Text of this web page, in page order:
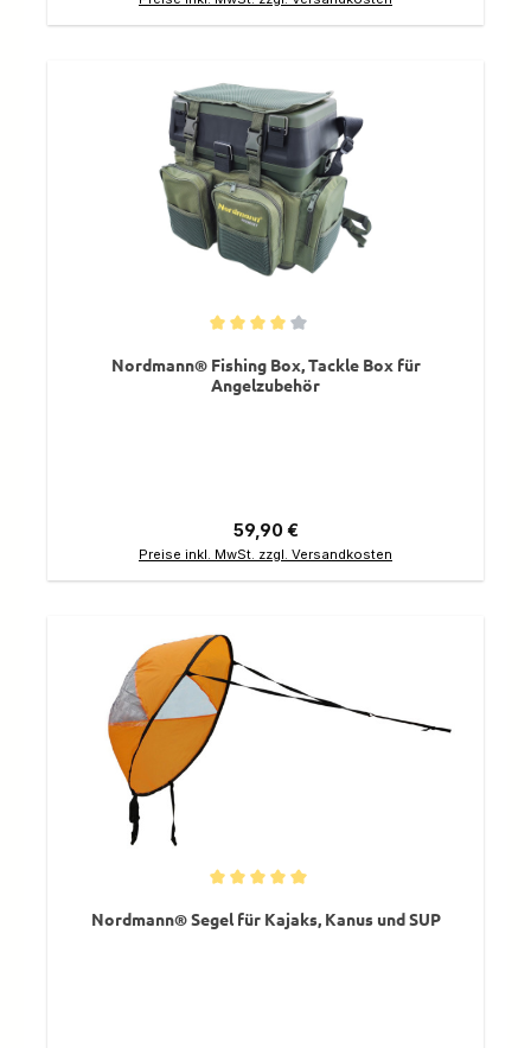
Nordmann® Fishing Box, Tackle Box für
Angelzubehör
Regulärer Preis:
59,90 €
Preise inkl. MwSt. zzgl. Versandkosten
Nordmann® Segel für Kajaks, Kanus und SUP